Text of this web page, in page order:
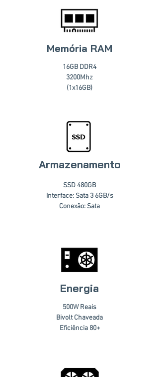
Memória RAM
16GB DDR4
3200Mhz
(1x16GB)
Armazenamento
SSD 480GB
Interface: Sata 3 6GB/s
Conexão: Sata
Energia
500W Reais
Bivolt Chaveada
Eficiência 80+